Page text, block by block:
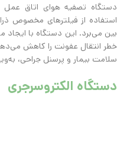
دستگاه تصفیه هوای اتاق
استفاده از فیلترهای مخصوص
بین می‌برد. این دستگاه با
خطر انتقال عفونت را کاهش
سلامت بیمار و پرسنل جراحی،
دستگاه الکتروسرجری